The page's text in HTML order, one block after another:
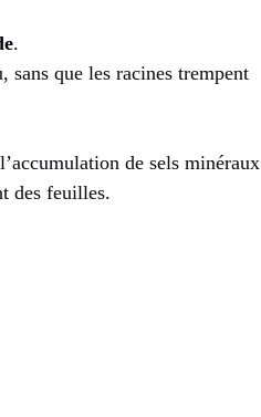
.
sans que les racines trempent
de sels minéraux
des feuilles.